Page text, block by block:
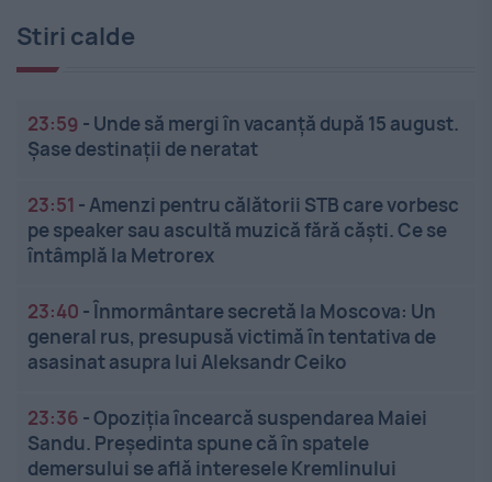
Stiri calde
23:59 - Unde să mergi în vacanță după 15 august.
Șase destinații de neratat
23:51 - Amenzi pentru călătorii STB care vorbesc
pe speaker sau ascultă muzică fără căști. Ce se
întâmplă la Metrorex
23:40 -Înmormântare secretă la Moscova: Un
general rus, presupusă victimă în tentativa de
asasinat asupra lui Aleksandr Ceiko
23:36 -Opoziția încearcă suspendarea Maiei
Sandu. Președinta spune că în spatele
demersului se află interesele Kremlinului